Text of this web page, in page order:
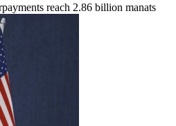
reach 2.86 billion manats